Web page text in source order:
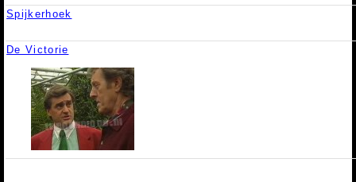
Spijkerhoek
De Victorie